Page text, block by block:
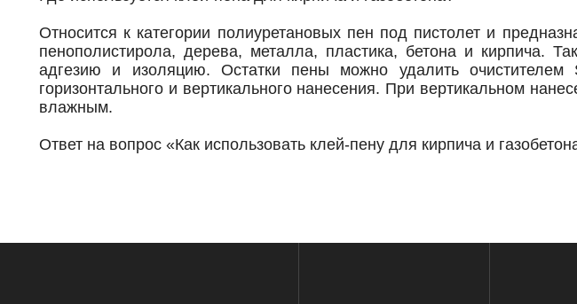
Относится к категории полиуретановых пен под пистолет и
пенополистирола, дерева, металла, пластика, бетона и кирпича.
адгезию и изоляцию. Остатки пены можно удалить очистителем
горизонтального и вертикального нанесения. При вертикальном
влажным.
Ответ на вопрос «Как использовать клей-пену для кирпича и